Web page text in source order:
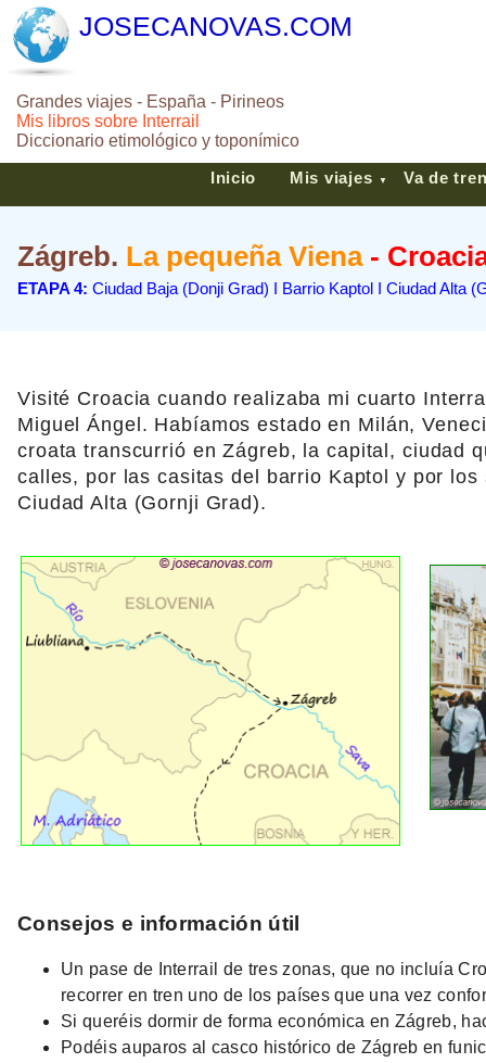
JOSECANOVAS.COM
Grandes viajes - España - Pirineos
Mis libros sobre Interrail
Diccionario etimológico y toponímico
Inicio Mis viajes ▼ Va de
Zágreb. La pequeña Viena -
ETAPA 4: Ciudad Baja (Donji Grad) I Barrio Kaptol I Ciudad Alta
Visité Croacia cuando realizaba mi cuarto
Miguel Ángel. Habíamos estado en Milán,
croata transcurrió en Zágreb, la capital, ciudad
calles, por las casitas del barrio Kaptol y por
Ciudad Alta (Gornji Grad).
Consejos e información útil
Un pase de Interrail de tres zonas, que no incluía
recorrer en tren uno de los países que una vez
Si queréis dormir de forma económica en Zágreb,
Podéis auparos al casco histórico de Zágreb en